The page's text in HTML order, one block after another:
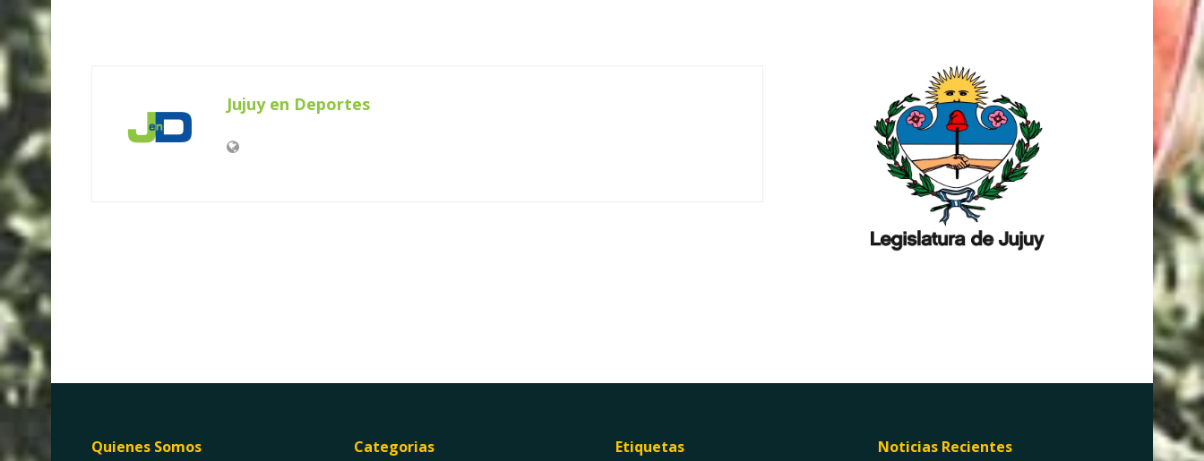
Jujuy en Deportes
Quienes Somos Categorias Etiquetas Noticias Recientes